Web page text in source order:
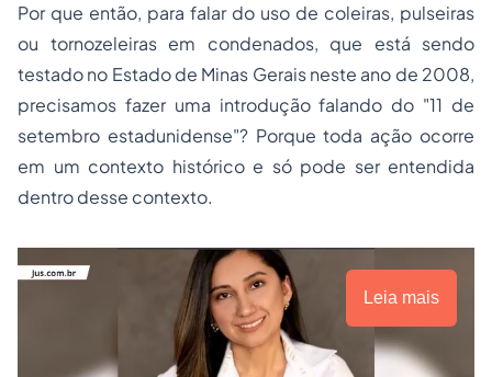
Por que então, para falar do uso de coleiras, pulseiras
ou tornozeleiras em condenados, que está sendo
testado no Estado de Minas Geraisneste ano de 2008,
precisamos fazer uma introdução falando do "11 de
setembro estadunidense"? Porque toda ação ocorre
em um contexto histórico e só pode ser entendida
dentro desse contexto.
Leia mais